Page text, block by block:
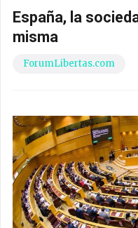
España, la
misma
ForumLibertas.com